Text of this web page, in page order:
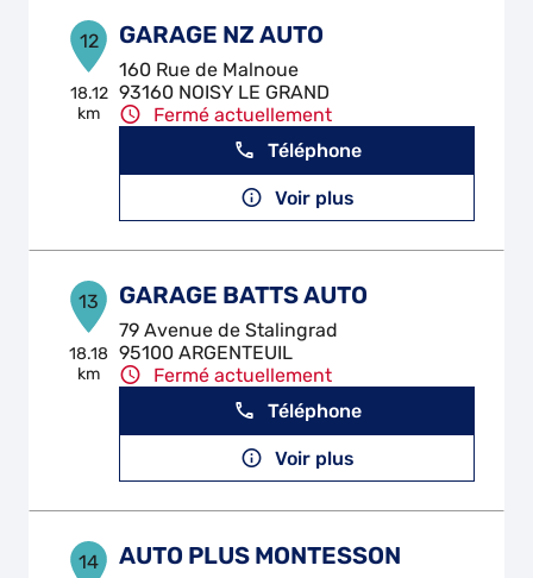
12
18.12
km
GARAGE NZ AUTO
160 Rue de Malnoue
93160 NOISY LE GRAND
Fermé actuellement
Téléphone
Voir plus
13
18.18
km
GARAGE BATTS AUTO
79 Avenue de Stalingrad
95100 ARGENTEUIL
Fermé actuellement
Téléphone
Voir plus
14 AUTO PLUS MONTESSON